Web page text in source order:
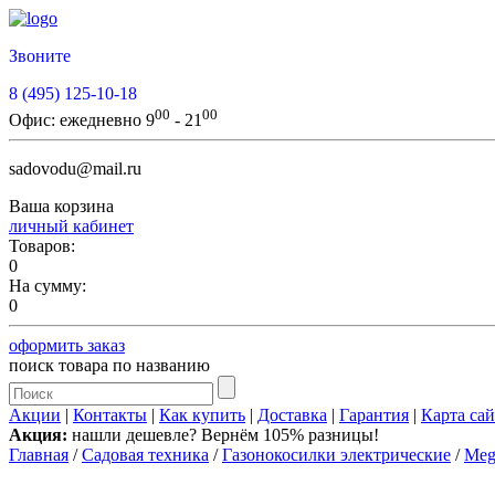
Звоните
8 (495) 125-10-18
Офис: ежедневно 900 - 21 00
sadovodu@mail.ru
Ваша корзина
личный кабинет
Товаров:
0
На сумму:
0
оформить заказ
поиск товара по названию
Акции | Контакты | Как купить | Доставка | Гарантия | Карта
Акция: нашли дешевле? Вернём 105% разницы!
Главная /Садовая техника /Газонокосилки электрические /